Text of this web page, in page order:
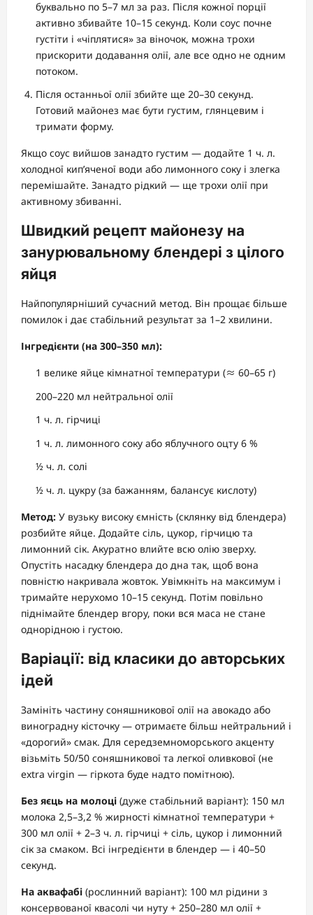
буквально по 5–7 мл за раз. Після кожної порції
активно збивайте 10–15 секунд. Коли соус почне
густіти і «чіплятися» за віночок, можна трохи
прискорити додавання олії, але все одно не одним
потоком.
Після останньої олії збийте ще 20–30 секунд.
Готовий майонез має бути густим, глянцевим і
тримати форму.
Якщо соус вийшов занадто густим — додайте 1 ч. л.
холодної кип’яченої води або лимонного соку і злегка
перемішайте. Занадто рідкий — ще трохи олії при
активному збиванні.
Швидкий рецепт майонезу на
занурювальному блендері з цілого
яйця
Найпопулярніший сучасний метод. Він прощає більше
помилок і дає стабільний результат за 1–2 хвилини.
Інгредієнти (на 300–350 мл):
1 велике яйце кімнатної температури (≈ 60–65 г)
200–220 мл нейтральної олії
1 ч. л. гірчиці
1 ч. л. лимонного соку або яблучного оцту 6 %
½ ч. л. солі
½ ч. л. цукру (за бажанням, балансує кислоту)
Метод: У вузьку високу ємність (склянку від блендера)
розбийте яйце. Додайте сіль, цукор, гірчицю та
лимонний сік. Акуратно влийте всю олію зверху.
Опустіть насадку блендера до дна так, щоб вона
повністю накривала жовток. Увімкніть на максимум і
тримайте нерухомо 10–15 секунд. Потім повільно
піднімайте блендер вгору, поки вся маса не стане
однорідною і густою.
Варіації: від класики до авторських
ідей
Замініть частину соняшникової олії на авокадо або
виноградну кісточку — отримаєте більш нейтральний і
«дорогий» смак. Для середземноморського акценту
візьміть 50/50 соняшникової та легкої оливкової (не
extra virgin — гіркота буде надто помітною).
Без яєць на молоці (дуже стабільний варіант): 150 мл
молока 2,5–3,2 % жирності кімнатної температури +
300 мл олії + 2–3 ч. л. гірчиці + сіль, цукор і лимонний
сік за смаком. Всі інгредієнти в блендер — і 40–50
секунд.
На аквафабі (рослинний варіант): 100 мл рідини з
консервованої квасолі чи нуту + 250–280 мл олії +